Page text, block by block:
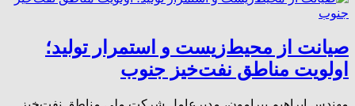
صیانت از محیط‌زیست و استمرار تولید؛
اولویت مناطق نفت‌خیز جنوب